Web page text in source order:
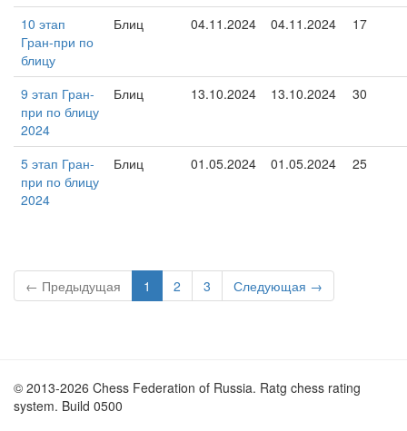
10 этап
Гран-при по
блицу
Блиц 04.11.2024 04.11.2024 17
9 этап Гран-
при по блицу
2024
Блиц 13.10.2024 13.10.2024 30
5 этап Гран-
при по блицу
2024
Блиц 01.05.2024 01.05.2024 25
← Предыдущая 1 2 3 Следующая →
© 2013-2026 Chess Federation of Russia. Ratg chess rating
system. Build 0500